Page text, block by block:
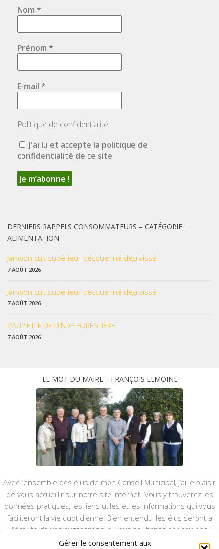
Gérer le consentement aux
Nom *
Prénom *
E-mail *
Politique de confidentialité
J'ai lu et accepte la politique de
confidentialité de ce site
DERNIERS RAPPELS CONSOMMATEURS – CATÉGORIE :
ALIMENTATION
Jambon cuit supérieur découenné dégraissé
7 AOÛT 2026
Jambon cuit supérieur découenné dégraissé
7 AOÛT 2026
PAUPIETTE DE DINDE FORESTIÈRE
7 AOÛT 2026
LE MOT DU MAIRE – FRANÇOIS LEMOINE
Avec l’ensemble des élus de mon Conseil Municipal, j’ai le plaisir
de vous accueillir sur notre site internet. Vous y trouverez les
données pratiques, les liens utiles et les informations qui vous
faciliteront la vie quotidienne. Bien entendu, les élus seront à
l’écoute de vos suggestions, si vous souhaitez enrichir nos
rubriques ou nos informations.